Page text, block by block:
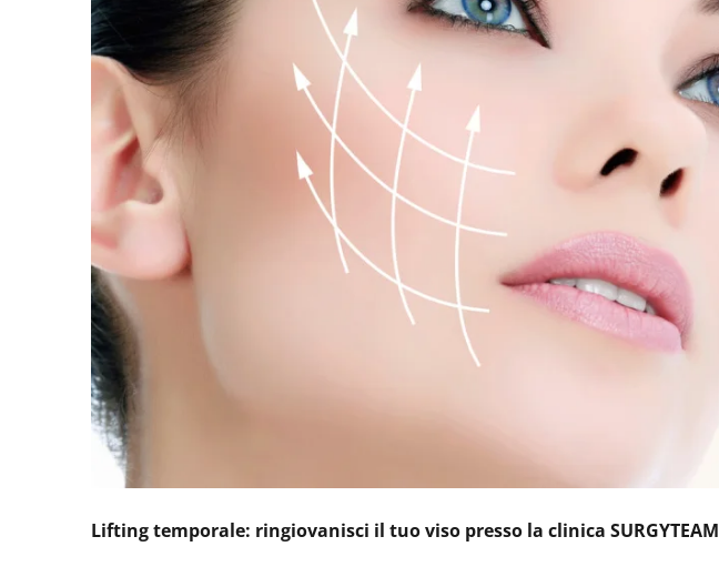
Lifting temporale: ringiovanisci il tuo viso presso la clinica SURGYTEAM